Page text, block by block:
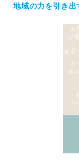
リ
地域の力を引き